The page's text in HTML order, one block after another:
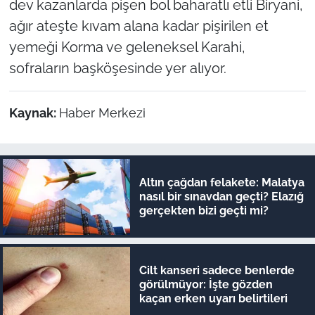
dev kazanlarda pişen bol baharatlı etli Biryani,
ağır ateşte kıvam alana kadar pişirilen et
yemeği Korma ve geleneksel Karahi,
sofraların başköşesinde yer alıyor.
Kaynak: Haber Merkezi
Altın çağdan felakete: Malatya
nasıl bir sınavdan geçti? Elazığ
gerçekten bizi geçti mi?
Cilt kanseri sadece benlerde
görülmüyor: İşte gözden
kaçan erken uyarı belirtileri